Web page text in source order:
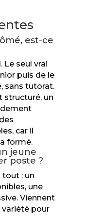
est-ce
Le seul vrai
puis de le
sans tutorat.
structuré, un
car il
formé.
jeune
poste ?
: un
une
Viennent
variété pour